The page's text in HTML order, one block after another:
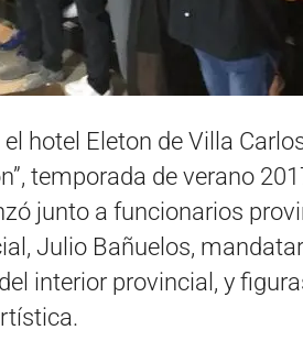
hotel Eleton de Villa
temporada de verano
junto a funcionarios
Julio Bañuelos,
interior provincial, y